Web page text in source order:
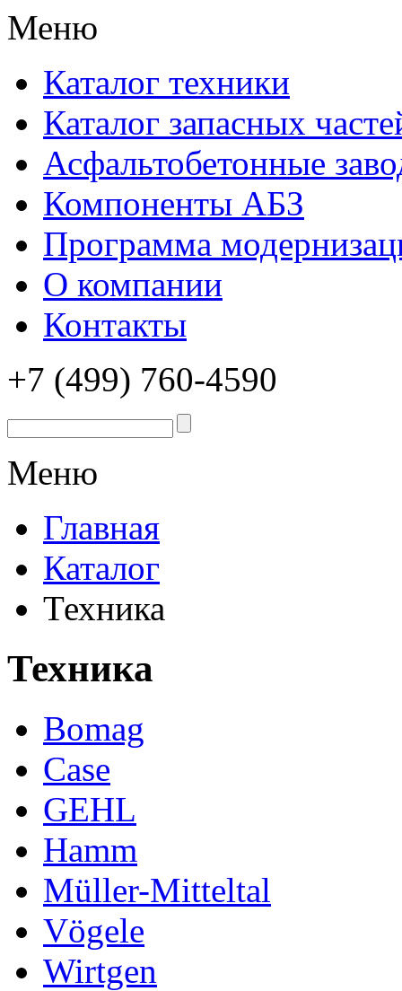
Меню
Каталог техники
Каталог запасных
Асфальтобетонные
Компоненты АБЗ
Программа
О компании
Контакты
+7 (499) 760-4590
Меню
Главная
Каталог
Техника
Техника
Bomag
Case
GEHL
Hamm
Müller-Mitteltal
Vögele
Wirtgen